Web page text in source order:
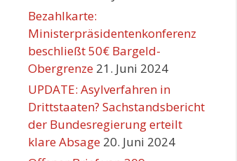
Bezahlkarte:
Ministerpräsidentenkonferenz
beschließt 50€ Bargeld-
Obergrenze 21. Juni 2024
UPDATE: Asylverfahren in
Drittstaaten? Sachstandsbericht
der Bundesregierung erteilt
klare Absage 20. Juni 2024